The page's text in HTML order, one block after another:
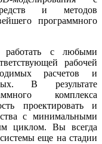
и методов
программного
работать с любыми
рабочей
расчетов и
В результате
комплекса
проектировать и
с минимальными
циклом. Вы всегда
еще на стадии